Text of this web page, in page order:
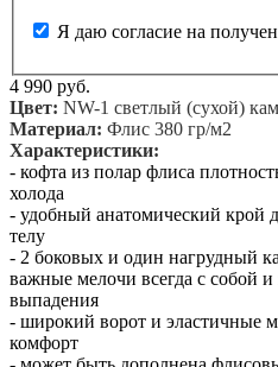
Я даю согласие на
4 990 руб.
Цвет: NW-1 светлый (сухой)
Материал: Флис 380 гр/м2
Характеристики:
- кофта из полар флиса
холода
- удобный анатомический крой
телу
- 2 боковых и один нагрудный
важные мелочи всегда с собой
выпадения
- широкий ворот и эластичные
комфорт